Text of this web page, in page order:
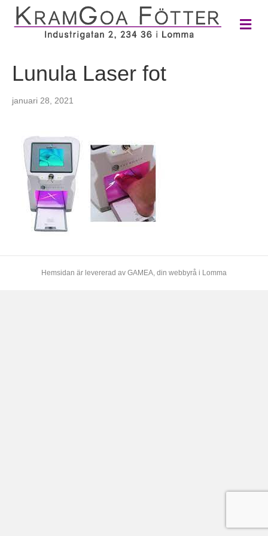
M
e
Lunula Laser fot
januari 28, 2021
Hemsidan är levererad av GAMEA, din webbyrå i Lomma